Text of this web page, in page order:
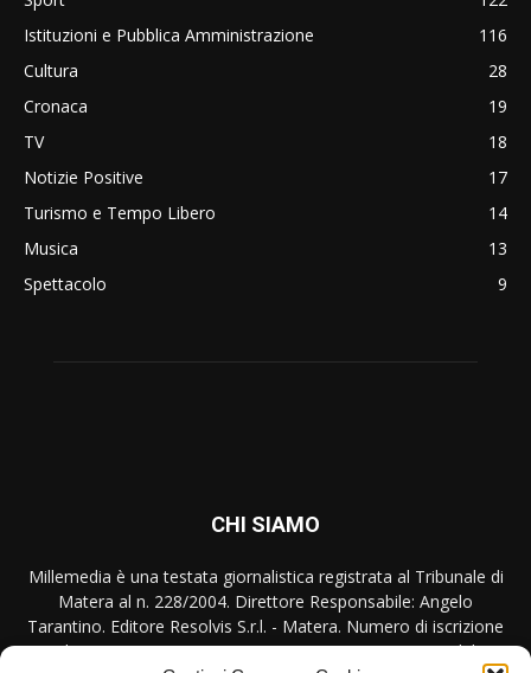
Istituzioni e Pubblica Amministrazione
116
Cultura
28
Cronaca
19
TV
18
Notizie Positive
17
Turismo e Tempo Libero
14
Musica
13
Spettacolo
9
CHI SIAMO
Millemedia è una testata giornalistica registrata al Tribunale di
Matera al n. 228/2004. Direttore Responsabile: Angelo
Tarantino. Editore Resolvis S.r.l. - Matera. Numero di iscrizione
al ROC Registro Operatori Comunicazione n. 17440 del